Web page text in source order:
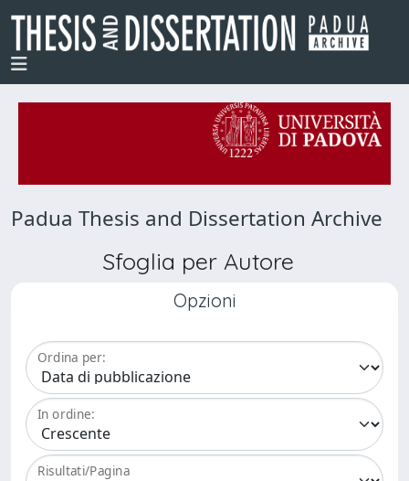
Padua Thesis and Dissertation Archive
Sfoglia per Autore
Opzioni
Ordina per:
In ordine:
Risultati/Pagina